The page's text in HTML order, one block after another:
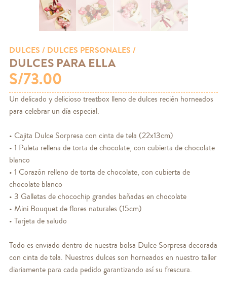
DULCES / DULCES PERSONALES /
DULCES PARA ELLA
S/73.00
Un delicado y delicioso treatbox lleno de dulces recién horneados
para celebrar un día especial.
• Cajita Dulce Sorpresa con cinta de tela (22x13cm)
• 1 Paleta rellena de torta de chocolate, con cubierta de chocolate
blanco
• 1 Corazón relleno de torta de chocolate, con cubierta de
chocolate blanco
• 3 Galletas de chocochip grandes bañadas en chocolate
• Mini Bouquet de flores naturales (15cm)
• Tarjeta de saludo
Todo es enviado dentro de nuestra bolsa Dulce Sorpresa decorada
con cinta de tela. Nuestros dulces son horneados en nuestro taller
diariamente para cada pedido garantizando así su frescura.